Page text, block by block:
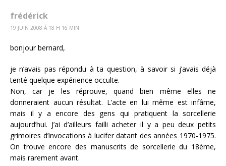
frédérick
19 JUIN 2008 Á 18 H 16 MIN
bonjour bernard,
je n’avais pas répondu à ta question, à savoir si j’avais déjà
tenté quelque expérience occulte.
Non, car je les réprouve, quand bien même elles ne
donneraient aucun résultat. L’acte en lui même est infâme,
mais il y a encore des gens qui pratiquent la sorcellerie
aujourd’hui. J’ai d’ailleurs failli acheter il y a peu deux petits
grimoires d’invocations à lucifer datant des années 1970-1975.
On trouve encore des manuscrits de sorcellerie du 18ème,
mais rarement avant.